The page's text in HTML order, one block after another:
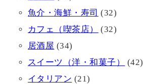
魚介・海鮮・寿司 (32)
カフェ（喫茶店）
(32)
居酒屋 (34)
スイーツ（洋・和菓子）
(42)
イタリアン (21)